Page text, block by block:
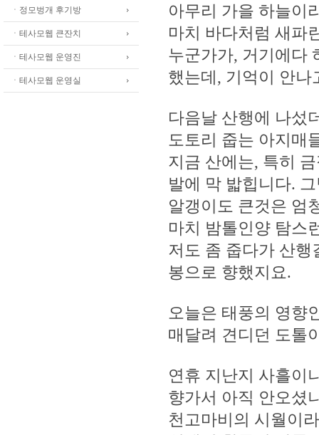
ㆍ정모벙개 후기방
ㆍ테사모웹 큰잔치
ㆍ테사모웹 운영진
ㆍ테사모웹 운영실
아무리 가을 하늘이
마치 바다처럼 새파
누군가가, 거기에다
했는데, 기억이 안나
다음날 산행에 나섰
도토리 줍는 아지매
지금 산에는, 특히
발에 막 밟힙니다.
알갱이도 큰것은 엄
마치 밤톨인양 탐스
저도 좀 줍다가 산행
봉으로 향했지요.
오늘은 태풍의 영향
매달려 견디던 도톨
연휴 지난지 사흘이
향가서 아직 안오셨
천고마비의 시월이